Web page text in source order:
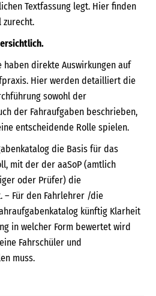
Textfassung legt. Hier finden
zurecht.
haben direkte Auswirkungen auf
Hier werden detailliert die
sowohl der
der Fahraufgaben beschrieben,
entscheidende Rolle spielen.
die Basis für das
mit der der aaSoP (amtlich
oder Prüfer) die
– Für den Fahrlehrer /die
künftig Klarheit
in welcher Form bewertet wird
Fahrschüler und
muss.